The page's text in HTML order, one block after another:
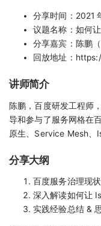
分享时间：2021
议题名称：如何
分享嘉宾：陈鹏（
回放地址：
讲师简介
陈鹏，百度研发工程师
导和参与了服务网格在
原生、Service Mesh、
分享大纲
百度服务治理现
深入解读如何让
实践经验总结 &